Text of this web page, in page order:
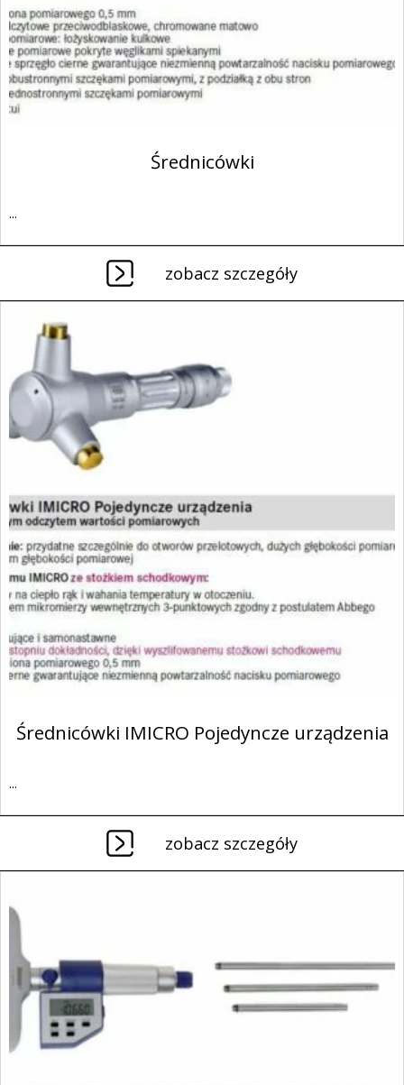
Średnicówki
...
zobacz szczegóły
Średnicówki IMICRO Pojedyncze urządzenia
...
zobacz szczegóły